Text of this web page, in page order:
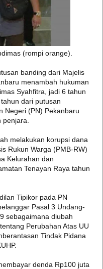
(rompi orange).
banding dari Majelis
menambah hukuman
Syahfitra, jadi 6 tahun
dari putusan
Negeri (PN) Pekanbaru
melakukan korupsi dana
Rukun Warga (PMB-RW)
Kelurahan dan
Tenayan Raya tahun
Tipikor pada PN
Pasal 3 Undang-
sebagaimana diubah
Perubahan Atas UU
Tindak Pidana
denda Rp100 juta